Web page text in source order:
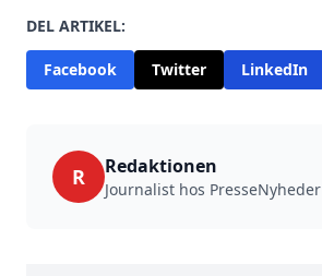
DEL ARTIKEL:
Facebook Twitter LinkedIn
R Redaktionen
Journalist hos PresseNyheder